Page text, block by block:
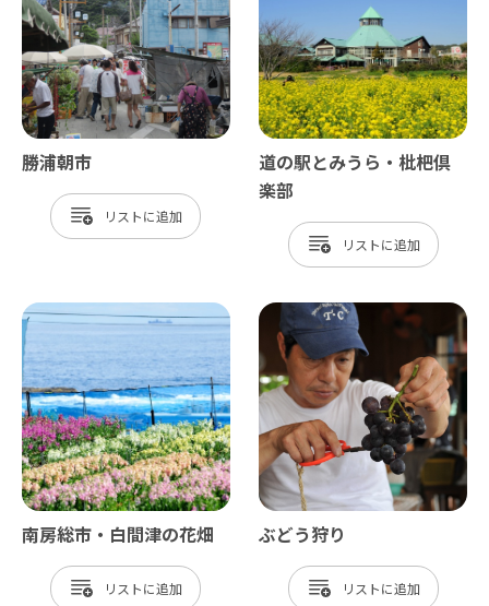
勝浦朝市
リスト
道の駅とみうら・枇杷倶
楽部
リスト
南房総市・白間津の花畑
リスト
ぶどう狩り
リスト